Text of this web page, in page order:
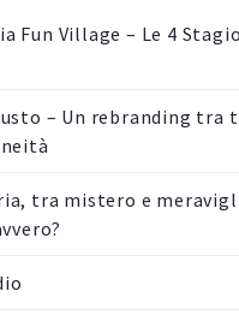
Fun Village – Le 4
– Un rebranding tra
tra mistero e